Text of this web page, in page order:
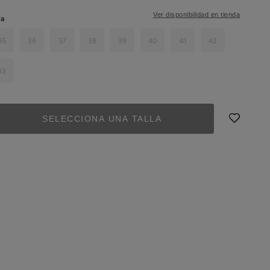
36 37 38 39 40 41 42
Ver disponibilidad en tienda
SELECCIONA UNA TALLA